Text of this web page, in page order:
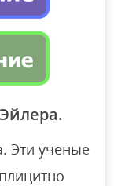
Эти ученые